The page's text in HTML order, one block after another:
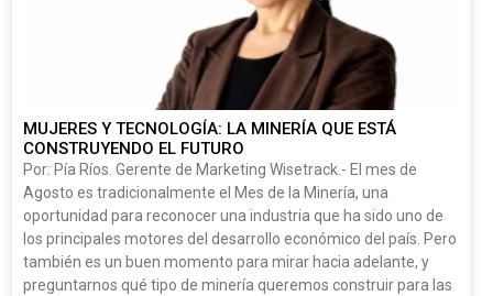
MUJERES Y TECNOLOGÍA: LA MINERÍA QUE ESTÁ
CONSTRUYENDO EL FUTURO
Por: Pía Ríos. Gerente de Marketing Wisetrack.- El mes de
Agosto es tradicionalmente el Mes de la Minería, una
oportunidad para reconocer una industria que ha sido uno de
los principales motores del desarrollo económico del país. Pero
también es un buen momento para mirar hacia adelante, y
preguntarnos qué tipo de minería queremos construir para las